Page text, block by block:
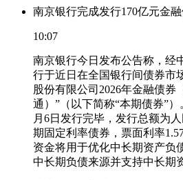
南京银行完成发行170亿元金
10:07
南京银行今日发布公告称，经
行于近日在全国银行间债券市
股份有限公司2026年金融债券
通）”（以下简称“本期债券”
月6日发行完毕，发行总额为
期固定利率债券，票面利率
资金将用于优化中长期资产负
中长期负债来源并支持中长期